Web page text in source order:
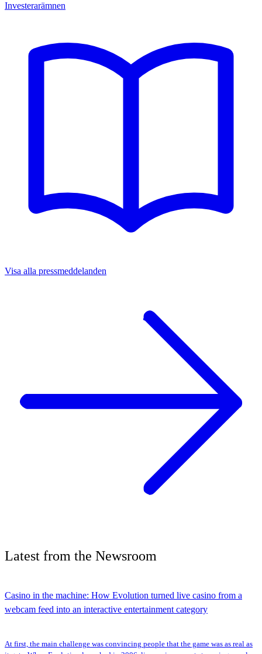
Investerarämnen
Visa alla pressmeddelanden
Latest from the Newsroom
Casino in the machine: How Evolution turned live casino from a
webcam feed into an interactive entertainment category
At first, the main challenge was convincing people that the game was as real as